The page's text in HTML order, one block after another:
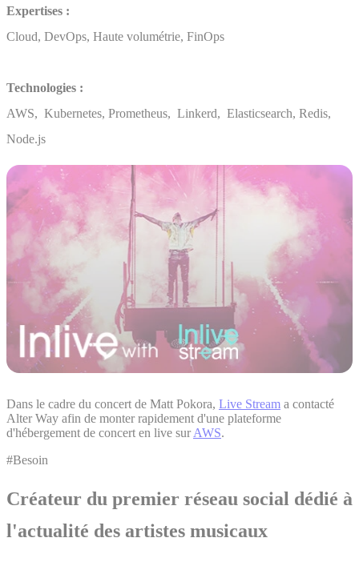
Expertises :
Cloud, DevOps, Haute volumétrie, FinOps
Technologies :
AWS, Kubernetes, Prometheus, Linkerd, Elasticsearch, Redis,
Node.js
Dans le cadre du concert de Matt Pokora, Live Stream a contacté
Alter Way afin de monter rapidement d'une plateforme
d'hébergement de concert en live sur AWS.
#Besoin
Créateur du premier réseau social dédié à
l'actualité des artistes musicaux